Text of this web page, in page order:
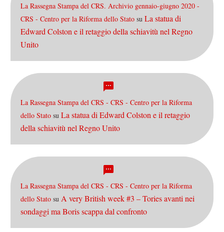
La Rassegna Stampa del CRS. Archivio gennaio-giugno 2020 -
CRS - Centro per la Riforma dello Stato su La statua di
Edward Colston e il retaggio della schiavitù nel Regno
Unito
La Rassegna Stampa del CRS - CRS - Centro per la Riforma
dello Stato su La statua di Edward Colston e il retaggio
della schiavitù nel Regno Unito
La Rassegna Stampa del CRS - CRS - Centro per la Riforma
dello Stato su A very British week #3 – Tories avanti nei
sondaggi ma Boris scappa dal confronto